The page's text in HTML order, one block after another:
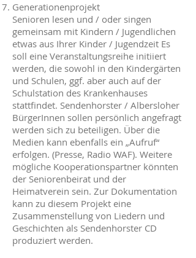
Generationenprojekt
Senioren lesen und / oder singen
gemeinsam mit Kindern / Jugendlichen
etwas aus Ihrer Kinder / Jugendzeit Es
soll eine Veranstaltungsreihe initiiert
werden, die sowohl in den Kindergärten
und Schulen, ggf. aber auch auf der
Schulstation des Krankenhauses
stattfindet. Sendenhorster / Albersloher
BürgerInnen sollen persönlich angefragt
werden sich zu beteiligen. Über die
Medien kann ebenfalls ein „Aufruf“
erfolgen. (Presse, Radio WAF). Weitere
mögliche Kooperationspartner könnten
der Seniorenbeirat und der
Heimatverein sein. Zur Dokumentation
kann zu diesem Projekt eine
Zusammenstellung von Liedern und
Geschichten als Sendenhorster CD
produziert werden.